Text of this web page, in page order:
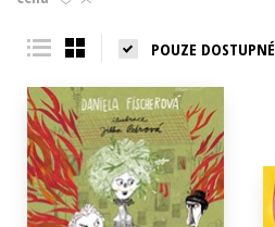
Young adult (SK)
POUZE DOSTUPNÉ